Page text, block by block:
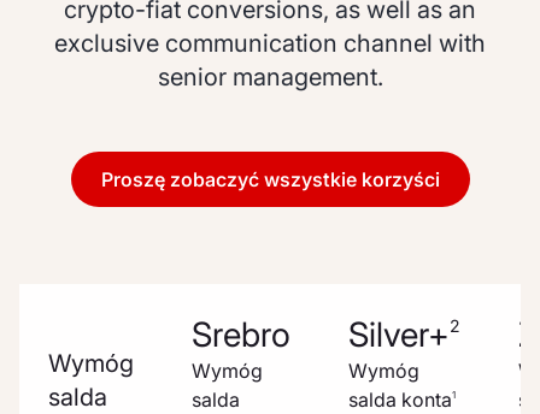
crypto-fiat conversions, as well as an
exclusive communication channel with
senior management.
Proszę zobaczyć wszystkie korzyści
Wymóg
salda
Srebro
Wymóg
salda
Silver+2
Wymóg
salda konta1